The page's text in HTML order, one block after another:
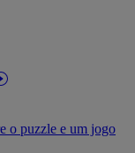
o puzzle e um jogo